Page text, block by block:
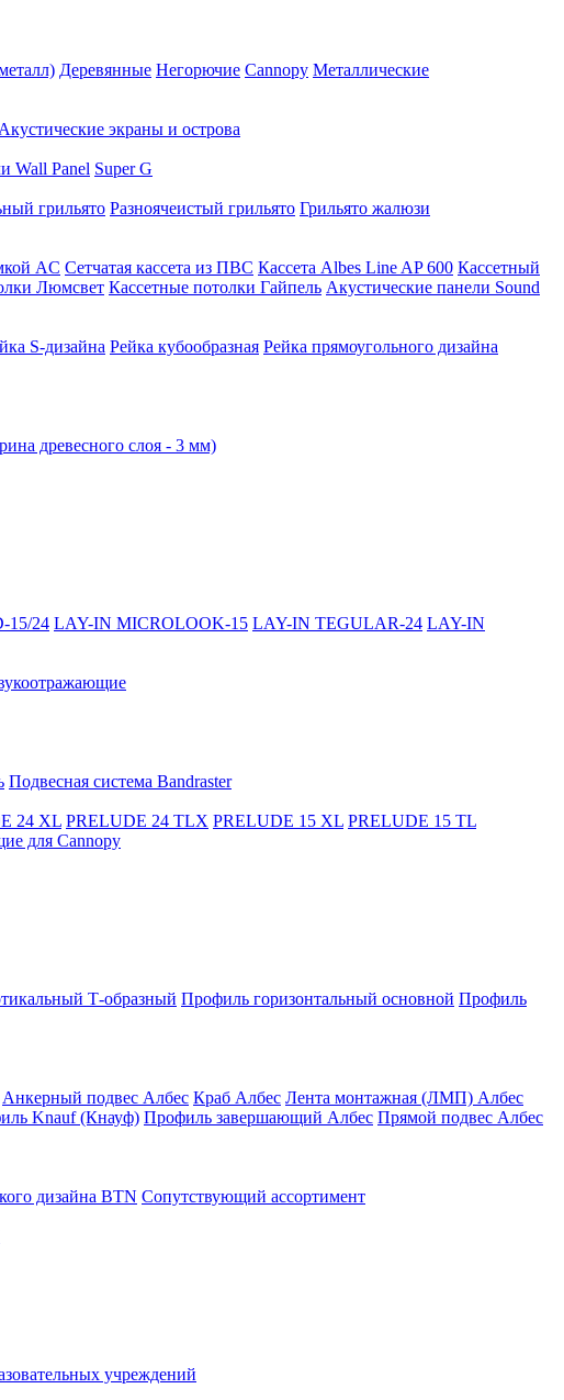
Деревянные Негорючие Cannopy Металлические
Акустические экраны и острова
Wall Panel Super G
грильято Разноячеистый грильято Грильято жалюзи
AC Сетчатая кассета из ПВС Кассета Albes Line AP 600 Кассетный
Люмсвет Кассетные потолки Гайпель Акустические панели Sound
S-дизайна Рейка кубообразная Рейка прямоугольного дизайна
древесного слоя - 3 мм)
15/24 LAY-IN MICROLOOK-15 LAY-IN TEGULAR-24 LAY-IN
Подвесная система Bandraster
24 XL PRELUDE 24 TLX PRELUDE 15 XL PRELUDE 15 TL
для Cannopy
Т-образный Профиль горизонтальный основной Профиль
Анкерный подвес Албес Краб Албес Лента монтажная (ЛМП) Албес
Knauf (Кнауф) Профиль завершающий Албес Прямой подвес Албес
дизайна ВТN Сопутствующий ассортимент
учреждений